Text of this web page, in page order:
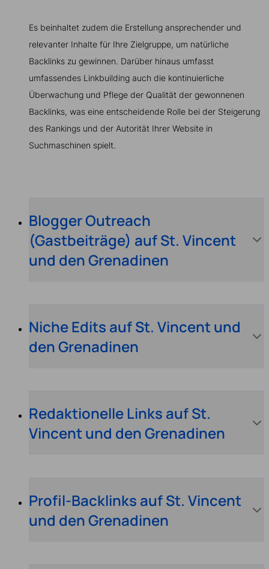
Es beinhaltet zudem die Erstellung ansprechender und
relevanter Inhalte für Ihre Zielgruppe, um natürliche
Backlinks zu gewinnen. Darüber hinaus umfasst
umfassendes Linkbuilding auch die kontinuierliche
Überwachung und Pflege der Qualität der gewonnenen
Backlinks, was eine entscheidende Rolle bei der Steigerung
des Rankings und der Autorität Ihrer Website in
Suchmaschinen spielt.
Blogger Outreach
(Gastbeiträge) auf St. Vincent
und den Grenadinen
Niche Edits auf St. Vincent und
den Grenadinen
Redaktionelle Links auf St.
Vincent und den Grenadinen
Profil-Backlinks auf St. Vincent
und den Grenadinen